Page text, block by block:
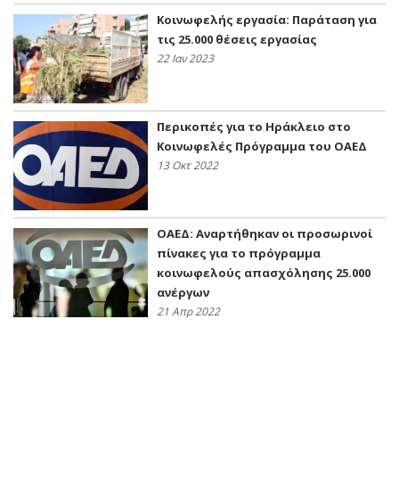
Κοινωφελής εργασία: Παράταση για
τις 25.000 θέσεις εργασίας
22 Ιαν 2023
Περικοπές για το Ηράκλειο στο
Κοινωφελές Πρόγραμμα του ΟΑΕΔ
13 Οκτ 2022
ΟΑΕΔ: Αναρτήθηκαν οι προσωρινοί
πίνακες για το πρόγραμμα
κοινωφελούς απασχόλησης 25.000
ανέργων
21 Απρ 2022